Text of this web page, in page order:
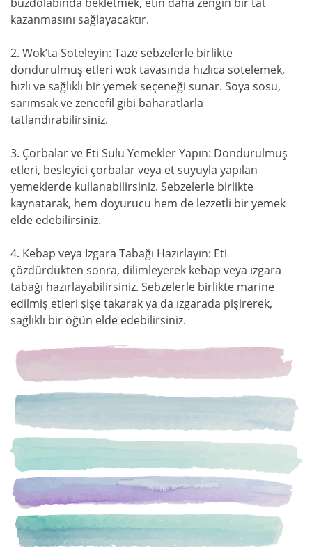
kazanmasını sağlayacaktır.
2. Wok’ta Soteleyin: Taze sebzelerle birlikte
dondurulmuş etleri wok tavasında hızlıca sotelemek,
hızlı ve sağlıklı bir yemek seçeneği sunar. Soya sosu,
sarımsak ve zencefil gibi baharatlarla
tatlandırabilirsiniz.
3. Çorbalar ve Eti Sulu Yemekler Yapın: Dondurulmuş
etleri, besleyici çorbalar veya et suyuyla yapılan
yemeklerde kullanabilirsiniz. Sebzelerle birlikte
kaynatarak, hem doyurucu hem de lezzetli bir yemek
elde edebilirsiniz.
4. Kebap veya Izgara Tabağı Hazırlayın: Eti
çözdürdükten sonra, dilimleyerek kebap veya ızgara
tabağı hazırlayabilirsiniz. Sebzelerle birlikte marine
edilmiş etleri şişe takarak ya da ızgarada pişirerek,
sağlıklı bir öğün elde edebilirsiniz.